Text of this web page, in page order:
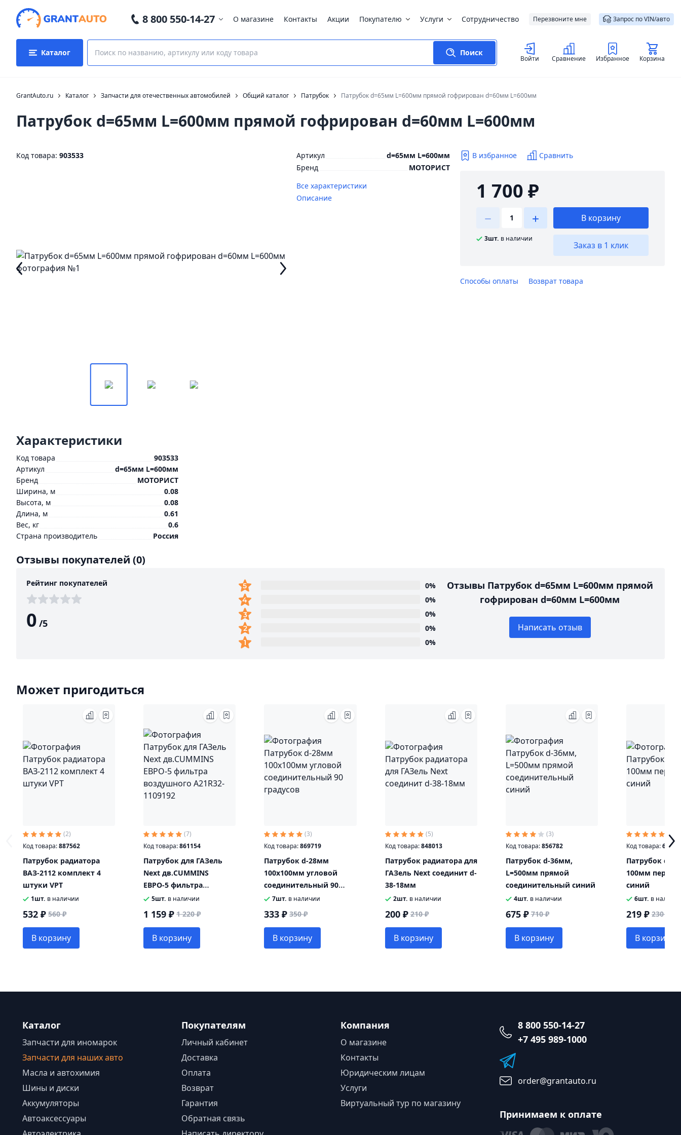
8 800 550-14-27 О магазине Контакты Акции Покупателю Услуги Сотрудничество Перезвоните мне Запрос по VIN/авто
Каталог Поиск
Войти Сравнение Избранное Корзина
GrantAuto.ru Каталог Запчасти для отечественных автомобилей Общий каталог Патрубок Патрубок d=65мм L=600мм прямой гофрирован d=60мм L=600мм
Патрубок d=65мм L=600мм прямой гофрирован d=60мм L=600мм
Код товара: 903533 Артикул
d=65мм L=600мм
Бренд
МОТОРИСТ
Все характеристики
Описание
В избранное Сравнить
1 700 ₽
3шт. в наличии
В корзину
Заказ в 1 клик
Способы оплаты Возврат товара
Характеристики
Код товара
903533
Артикул
d=65мм L=600мм
Бренд
МОТОРИСТ
Ширина, м
0.08
Высота, м
0.08
Длина, м
0.61
Вес, кг
0.6
Страна производитель
Россия
Отзывы покупателей (0)
Рейтинг покупателей
0 /5
0%
0%
0%
0%
0%
Отзывы Патрубок d=65мм L=600мм прямой
гофрирован d=60мм L=600мм
Написать отзыв
Может пригодиться
(2)
Код товара:887562
Патрубок радиатора
ВАЗ-2112 комплект 4
штуки VРТ
1шт. в наличии
532 ₽ 560 ₽
В корзину
(7)
Код товара:861154
Патрубок для ГАЗель
Next дв.CUMMINS
ЕВРО-5 фильтра
воздушного А21R32-
1109192
5шт. в наличии
1 159 ₽ 1 220 ₽
В корзину
(3)
Код товара:869719
Патрубок d-28мм
100x100мм угловой
соединительный 90
градусов
7шт. в наличии
333 ₽ 350 ₽
В корзину
(5)
Код товара:848013
Патрубок радиатора для
ГАЗель Next соединит d-
38-18мм
2шт. в наличии
200 ₽ 210 ₽
В корзину
(3)
Код товара:856782
Патрубок d-36мм,
L=500мм прямой
соединительный синий
4шт. в наличии
675 ₽ 710 ₽
В корзину
(2)
Код товара:
Патрубок d-
100мм
синий
6шт. в
219 ₽ 230 ₽
В корзину
Каталог
Запчасти для иномарок
Запчасти для наших авто
Масла и автохимия
Шины и диски
Аккумуляторы
Автоаксессуары
Покупателям
Личный кабинет
Доставка
Оплата
Возврат
Гарантия
Обратная связь
Компания
О магазине
Контакты
Юридическим лицам
Услуги
Виртуальный тур по магазину
8 800 550-14-27
+7 495 989-1000
order@grantauto.ru
Принимаем к оплате